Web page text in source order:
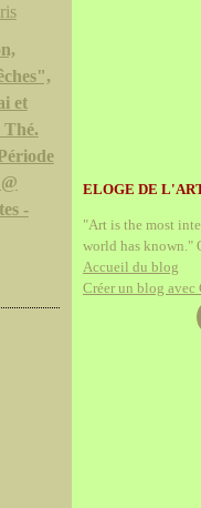
et
Thé.
-
ELOGE DE
"Art is the most
world has known."
Accueil du blog
Créer un blog avec